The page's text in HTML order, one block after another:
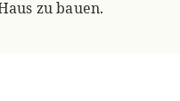
zu bauen.